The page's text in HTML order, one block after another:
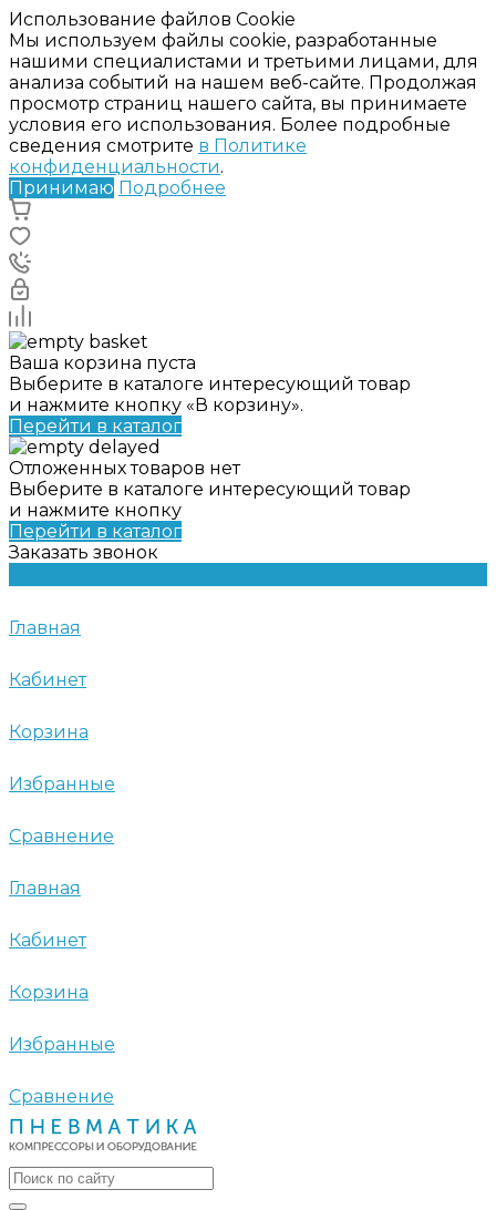
Использование файлов Cookie
Мы используем файлы cookie, разработанные
нашими специалистами и третьими лицами, для
анализа событий на нашем веб-сайте. Продолжая
просмотр страниц нашего сайта, вы принимаете
условия его использования. Более подробные
сведения смотрите в Политике
конфиденциальности.
Принимаю Подробнее
Ваша корзина пуста
Выберите в каталоге интересующий товар
и нажмите кнопку «В корзину».
Перейти в каталог
Отложенных товаров нет
Выберите в каталоге интересующий товар
и нажмите кнопку
Перейти в каталог
Заказать звонок
Главная
Кабинет
Корзина
Избранные
Сравнение
Главная
Кабинет
Корзина
Избранные
Сравнение